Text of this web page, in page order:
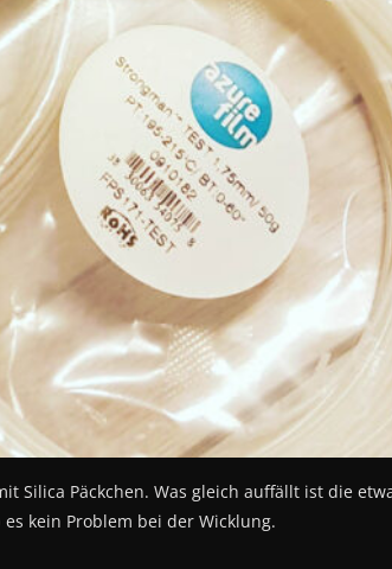
Päckchen. Was gleich auffällt ist die
kein Problem bei der Wicklung.